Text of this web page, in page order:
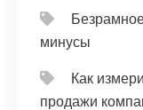
минусы
Как
продажи